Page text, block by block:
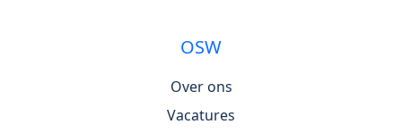
OSW
Over ons
Vacatures